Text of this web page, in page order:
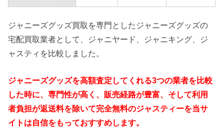
ジャニーズグッズ買取を専門としたジャニーズグッズの
宅配買取業者として、ジャニヤード、ジャニキング、ジ
ャスティを比較しました。
ジャニーズグッズを高額査定してくれる3つの業者を比較
した時に、専門性が高く、販売経路が豊富、そして利用
者負担が返送料を除いて完全無料のジャスティーを当サ
イトは自信をもっておすすめします。